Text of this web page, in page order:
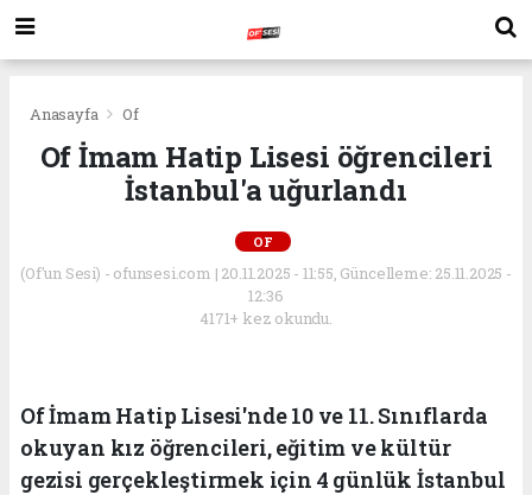
Anasayfa Of
Of İmam Hatip Lisesi öğrencileri
İstanbul'a uğurlandı
OF
(Of'un Sesi) - ofunsesi.com | 20.11.2025 - 11:55, Güncelleme: 25.11.2025 -
12:36
4171+ kez okundu.
Of İmam Hatip Lisesi'nde 10 ve 11. Sınıflarda
okuyan kız öğrencileri, eğitim ve kültür
gezisi gerçekleştirmek için 4 günlük İstanbul